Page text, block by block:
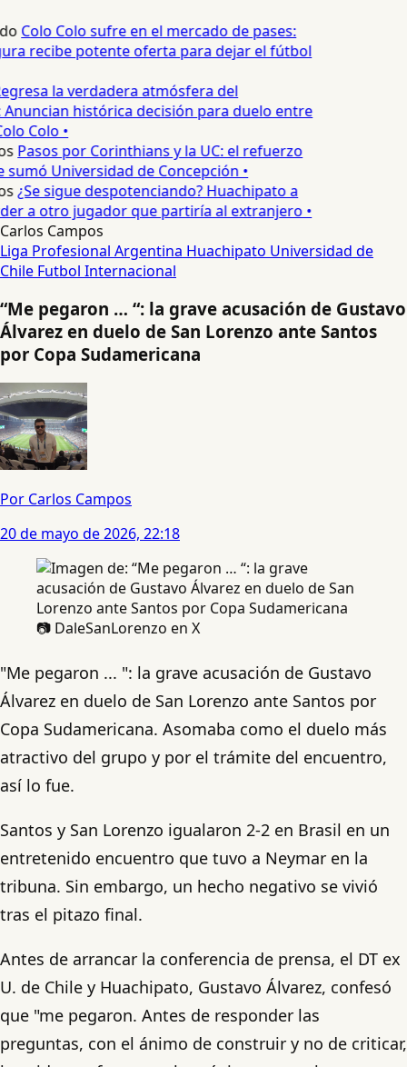
Colo Colo sufre en el mercado de pases:
recibe potente oferta para dejar el fútbol
la verdadera atmósfera del
histórica decisión para duelo entre
Colo •
Pasos por Corinthians y la UC: el refuerzo
Universidad de Concepción •
¿Se sigue despotenciando? Huachipato a
a otro jugador que partiría al extranjero •
Carlos Campos
Liga Profesional Argentina Huachipato Universidad de
Chile Futbol Internacional
“Me pegaron … “: la grave acusación de Gustavo
Álvarez en duelo de San Lorenzo ante Santos
por Copa Sudamericana
Por Carlos Campos
20 de mayo de 2026, 22:18
📷 DaleSanLorenzo en X
"Me pegaron ... ": la grave acusación de Gustavo
Álvarez en duelo de San Lorenzo ante Santos por
Copa Sudamericana. Asomaba como el duelo más
atractivo del grupo y por el trámite del encuentro,
así lo fue.
Santos y San Lorenzo igualaron 2-2 en Brasil en un
entretenido encuentro que tuvo a Neymar en la
tribuna. Sin embargo, un hecho negativo se vivió
tras el pitazo final.
Antes de arrancar la conferencia de prensa, el DT ex
U. de Chile y Huachipato, Gustavo Álvarez, confesó
que "me pegaron. Antes de responder las
preguntas, con el ánimo de construir y no de criticar,